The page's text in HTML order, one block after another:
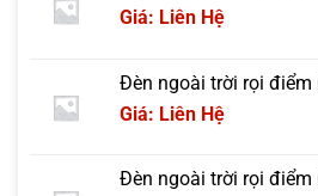
Giá: Liên Hệ
Đèn ngoài trời rọi điểm
Giá: Liên Hệ
Đèn ngoài trời rọi điểm